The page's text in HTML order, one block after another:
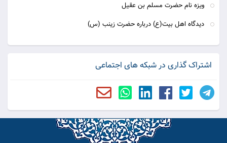
ویزه نام حضرت مسلم بن عقیل
دیدگاه اهل بیت(ع) درباره حضرت زینب (س)
اشتراک گذاری در شبکه های اجتماعی